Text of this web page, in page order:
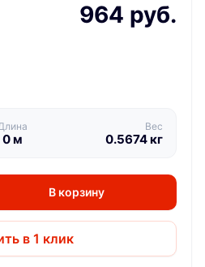
964 руб.
0м
Вес
0.5674кг
В корзину
в 1 клик